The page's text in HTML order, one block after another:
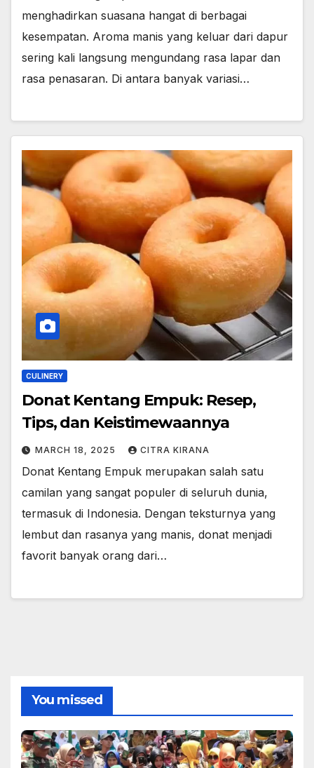
menghadirkan suasana hangat di berbagai
kesempatan. Aroma manis yang keluar dari dapur
sering kali langsung mengundang rasa lapar dan
rasa penasaran. Di antara banyak variasi…
CULINERY
Donat Kentang Empuk: Resep,
Tips, dan Keistimewaannya
MARCH 18, 2025 CITRA KIRANA
Donat Kentang Empuk merupakan salah satu
camilan yang sangat populer di seluruh dunia,
termasuk di Indonesia. Dengan teksturnya yang
lembut dan rasanya yang manis, donat menjadi
favorit banyak orang dari…
You missed